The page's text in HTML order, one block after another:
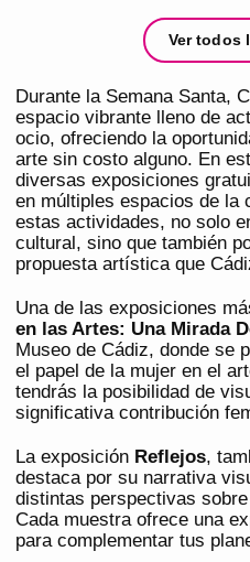
Ver todos
Durante la Semana Santa,
espacio vibrante lleno de
ocio, ofreciendo la
arte sin costo alguno. En
diversas exposiciones
en múltiples espacios de la
estas actividades, no solo
cultural, sino que también
propuesta artística que
Una de las exposiciones
en las Artes: Una Mirada
Museo de Cádiz, donde se
el papel de la mujer en el
tendrás la posibilidad de
significativa contribución
La exposición Reflejos,
destaca por su narrativa
distintas perspectivas
Cada muestra ofrece una
para complementar tus